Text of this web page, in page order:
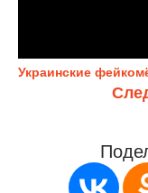
Украинские